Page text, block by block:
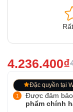
4.236.400₫
Đặc quyền tại
Được đảm
phẩm chính